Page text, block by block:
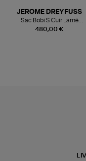
480,00 €
JEROME DREYFUSS
Sac Bobi S Cuir Lamé
Champagne